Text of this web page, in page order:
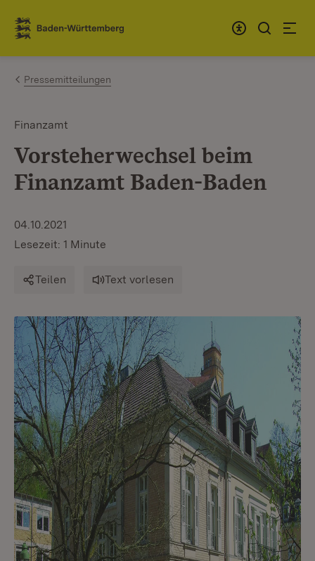
Zum Inhalt springen
Link zur Startseite
Pressemitteilungen
Finanzamt
Vorsteherwechsel beim
Finanzamt Baden-Baden
04.10.2021
Lesezeit: 1 Minute
Teilen Text vorlesen